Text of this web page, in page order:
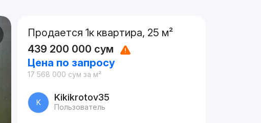
Продается 1к квартира, 25 м²
439 200 000 сум
Цена по запросу
17 568 000 сум за м²
K Kikikrotov35
Пользователь